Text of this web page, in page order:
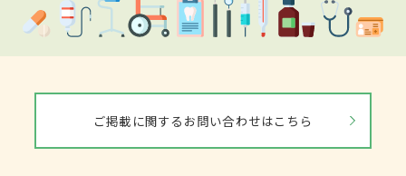
ご掲載に関するお問い合わせはこちら